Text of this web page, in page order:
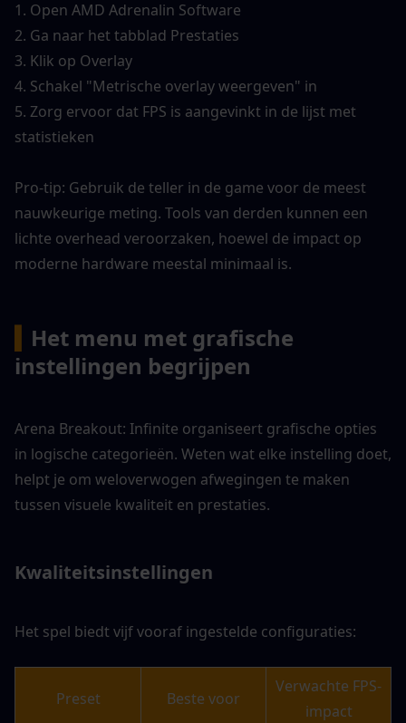
1. Open AMD Adrenalin Software
2. Ga naar het tabblad Prestaties
3. Klik op Overlay
4. Schakel "Metrische overlay weergeven" in
5. Zorg ervoor dat FPS is aangevinkt in de lijst met
statistieken
Pro-tip: Gebruik de teller in de game voor de meest
nauwkeurige meting. Tools van derden kunnen een
lichte overhead veroorzaken, hoewel de impact op
moderne hardware meestal minimaal is.
Het menu met grafische
instellingen begrijpen
Arena Breakout: Infinite organiseert grafische opties
in logische categorieën. Weten wat elke instelling doet,
helpt je om weloverwogen afwegingen te maken
tussen visuele kwaliteit en prestaties.
Kwaliteitsinstellingen
Het spel biedt vijf vooraf ingestelde configuraties:
Preset Beste voor
Verwachte FPS-
impact